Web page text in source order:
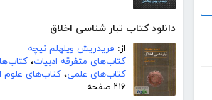
دانلود کتاب تبار شناسی اخلاق
از: فریدریش ویلهلم نیچه
کتاب‌های متفرقه ادبیات،
کتاب‌های علمی، کتاب‌های علوم
۲۱۶ صفحه